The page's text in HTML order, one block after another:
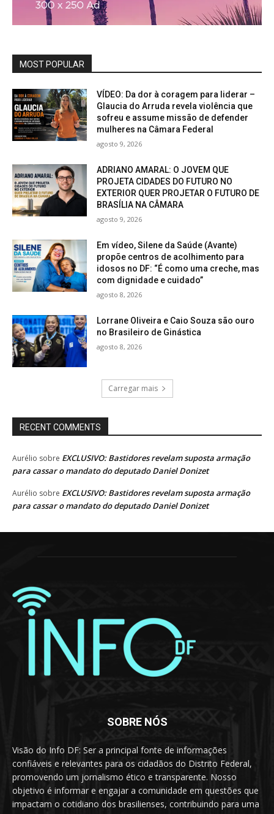
MOST POPULAR
VÍDEO: Da dor à coragem para liderar –
Glaucia do Arruda revela violência que
sofreu e assume missão de defender
mulheres na Câmara Federal
agosto 9, 2026
ADRIANO AMARAL: O JOVEM QUE
PROJETA CIDADES DO FUTURO NO
EXTERIOR QUER PROJETAR O FUTURO DE
BRASÍLIA NA CÂMARA
agosto 9, 2026
Em vídeo, Silene da Saúde (Avante)
propõe centros de acolhimento para
idosos no DF: “É como uma creche, mas
com dignidade e cuidado”
agosto 8, 2026
Lorrane Oliveira e Caio Souza são ouro
no Brasileiro de Ginástica
agosto 8, 2026
Carregar mais
RECENT COMMENTS
Aurélio sobre EXCLUSIVO: Bastidores revelam suposta armação
para cassar o mandato do deputado Daniel Donizet
Aurélio sobre EXCLUSIVO: Bastidores revelam suposta armação
para cassar o mandato do deputado Daniel Donizet
SOBRE NÓS
Visão do Info DF: Ser a principal fonte de informações
confiáveis e relevantes para os cidadãos do Distrito Federal,
promovendo um jornalismo ético e transparente. Nosso
objetivo é informar e engajar a comunidade em questões que
impactam o cotidiano dos brasilienses, contribuindo para uma